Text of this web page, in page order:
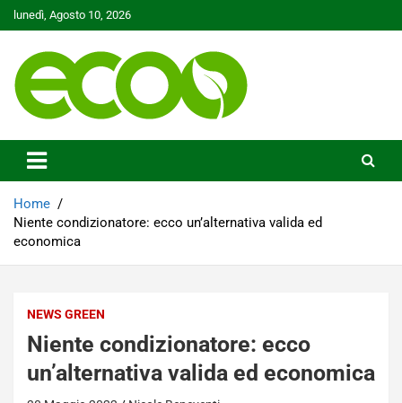
Skip
to
lunedì, Agosto 10, 2026
Ecoo.it
Home
Niente condizionatore: ecco un’alternativa valida ed
economica
NEWS GREEN
Niente condizionatore: ecco
un’alternativa valida ed economica